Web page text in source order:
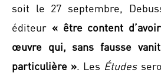
soit le 27 septembre,
éditeur « être content
œuvre qui, sans fausse
particulière ». Les Études